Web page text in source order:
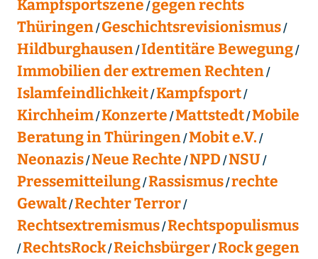
Kampfsportszene gegen rechts
Thüringen Geschichtsrevisionismus
Hildburghausen Identitäre Bewegung
Immobilien der extremen Rechten
Islamfeindlichkeit Kampfsport
Kirchheim Konzerte Mattstedt Mobile
Beratung in Thüringen Mobit e.V.
Neonazis Neue Rechte NPD NSU
Pressemitteilung Rassismus rechte
Gewalt Rechter Terror
Rechtsextremismus Rechtspopulismus
RechtsRock Reichsbürger Rock gegen